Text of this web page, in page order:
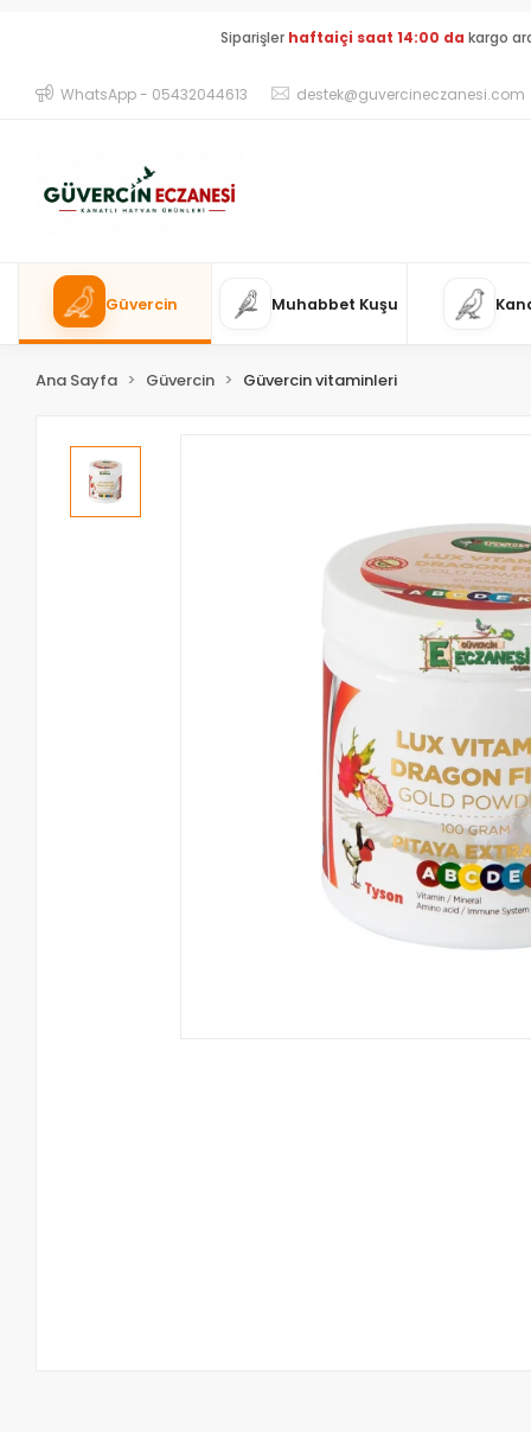
Siparişler haftaiçi saat 14:00 da kargo
WhatsApp - 05432044613 destek@guvercineczanesi.com
Güvercin Muhabbet Kuşu
Ana Sayfa Güvercin Güvercin vitaminleri